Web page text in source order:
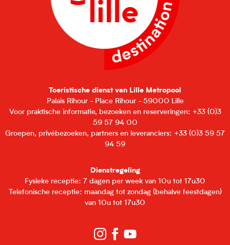
Toeristische dienst van Lille Metropool
Palais Rihour - Place Rihour - 59000 Lille
Voor praktische informatie, bezoeken en reserveringen: +33 (0)3
59 57 94 00
Groepen, privébezoeken, partners en leveranciers: +33 (0)3 59 57
94 59
Dienstregeling
Fysieke receptie: 7 dagen per week van 10u tot 17u30
Telefonische receptie: maandag tot zondag (behalve feestdagen)
van 10u tot 17u30